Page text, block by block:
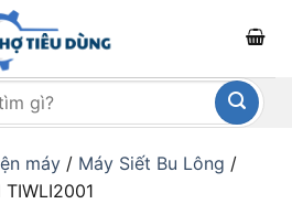
máy / Máy Siết Bu Lông /